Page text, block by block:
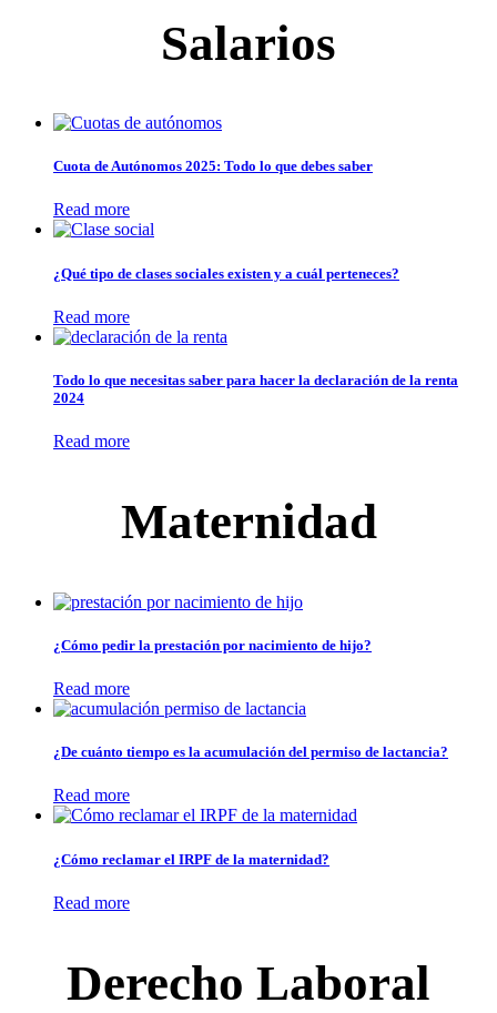
Salarios
Cuota de Autónomos 2025: Todo lo que debes saber
Read more
¿Qué tipo de clases sociales existen y a cuál perteneces?
Read more
Todo lo que necesitas saber para hacer la declaración de la renta
2024
Read more
Maternidad
¿Cómo pedir la prestación por nacimiento de hijo?
Read more
¿De cuánto tiempo es la acumulación del permiso de lactancia?
Read more
¿Cómo reclamar el IRPF de la maternidad?
Read more
Derecho Laboral